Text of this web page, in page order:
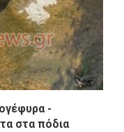
-
στα πόδια